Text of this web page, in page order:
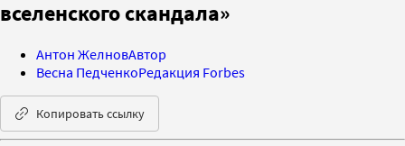
вселенского скандала»
Антон ЖелновАвтор
Весна ПедченкоРедакция Forbes
Копировать ссылку